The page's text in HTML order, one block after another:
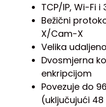
TCP/IP, Wi-Fi
Bežični
X/Cam-X
Velika
Dvosmjerna
enkripcijom
Povezuje do
(uključujući 48